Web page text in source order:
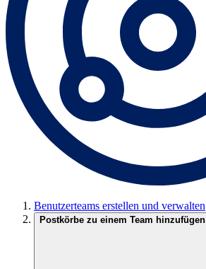
Benutzerteams erstellen und verwalten
Postkörbe zu einem Team hinzufügen